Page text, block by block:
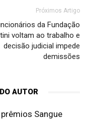
Próximos Artigo
da Fundação
voltam ao trabalho e
decisão judicial impede
demissões
AUTOR
Sangue